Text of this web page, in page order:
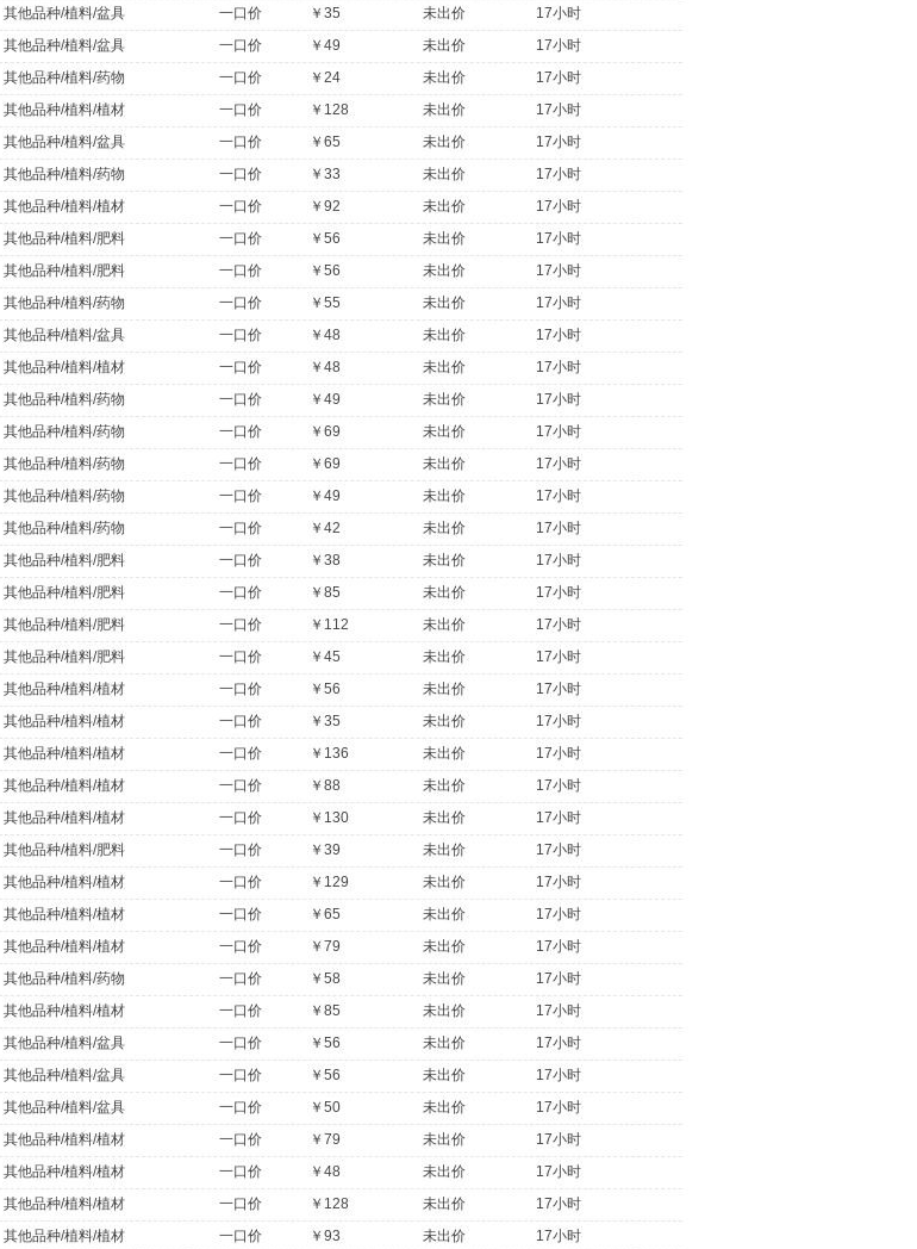
其他品种/植料/盆具 一口价 ￥35 未出价
17小时
其他品种/植料/盆具 一口价 ￥49 未出价
17小时
其他品种/植料/药物 一口价 ￥24 未出价
17小时
其他品种/植料/植材 一口价 ￥128 未出价
17小时
其他品种/植料/盆具 一口价 ￥65 未出价
17小时
其他品种/植料/药物 一口价 ￥33 未出价
17小时
其他品种/植料/植材 一口价 ￥92 未出价
17小时
其他品种/植料/肥料 一口价 ￥56 未出价
17小时
其他品种/植料/肥料 一口价 ￥56 未出价
17小时
其他品种/植料/药物 一口价 ￥55 未出价
17小时
其他品种/植料/盆具 一口价 ￥48 未出价
17小时
其他品种/植料/植材 一口价 ￥48 未出价
17小时
其他品种/植料/药物 一口价 ￥49 未出价
17小时
其他品种/植料/药物 一口价 ￥69 未出价
17小时
其他品种/植料/药物 一口价 ￥69 未出价
17小时
其他品种/植料/药物 一口价 ￥49 未出价
17小时
其他品种/植料/药物 一口价 ￥42 未出价
17小时
其他品种/植料/肥料 一口价 ￥38 未出价
17小时
其他品种/植料/肥料 一口价 ￥85 未出价
17小时
其他品种/植料/肥料 一口价 ￥112 未出价
17小时
其他品种/植料/肥料 一口价 ￥45 未出价
17小时
其他品种/植料/植材 一口价 ￥56 未出价
17小时
其他品种/植料/植材 一口价 ￥35 未出价
17小时
其他品种/植料/植材 一口价 ￥136 未出价
17小时
其他品种/植料/植材 一口价 ￥88 未出价
17小时
其他品种/植料/植材 一口价 ￥130 未出价
17小时
其他品种/植料/肥料 一口价 ￥39 未出价
17小时
其他品种/植料/植材 一口价 ￥129 未出价
17小时
其他品种/植料/植材 一口价 ￥65 未出价
17小时
其他品种/植料/植材 一口价 ￥79 未出价
17小时
其他品种/植料/药物 一口价 ￥58 未出价
17小时
其他品种/植料/植材 一口价 ￥85 未出价
17小时
其他品种/植料/盆具 一口价 ￥56 未出价
17小时
其他品种/植料/盆具 一口价 ￥56 未出价
17小时
其他品种/植料/盆具 一口价 ￥50 未出价
17小时
其他品种/植料/植材 一口价 ￥79 未出价
17小时
其他品种/植料/植材 一口价 ￥48 未出价
17小时
其他品种/植料/植材 一口价 ￥128 未出价
17小时
其他品种/植料/植材 一口价 ￥93 未出价
17小时